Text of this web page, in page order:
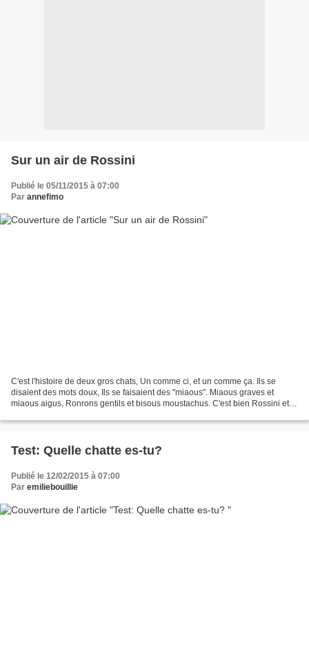
Sur un air de Rossini
Publié le 05/11/2015 à 07:00
Par annefimo
C'est l'histoire de deux gros chats, Un comme ci, et un comme ça. Ils se
disaient des mots doux, Ils se faisaient des "miaous". Miaous graves et
miaous aigus, Ronrons gentils et bisous moustachus. C'est bien Rossini et
Test: Quelle chatte es-tu?
Publié le 12/02/2015 à 07:00
Par emiliebouillie